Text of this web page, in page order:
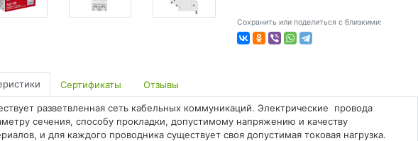
Сохранить или поделиться с близкими:
Сертификаты Отзывы
разветвленная сеть кабельных коммуникаций. Электрические провода
сечения, способу прокладки, допустимому напряжению и качеству
и для каждого проводника существует своя допустимая токовая нагрузка.